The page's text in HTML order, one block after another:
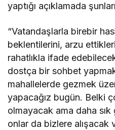
yaptığı açıklamada
“Vatandaşlarla birebir
beklentilerini, arzu
rahatlıkla ifade
dostça bir sohbet
mahallelerde gezmek
yapacağız bugün. Belki
olmayacak ama daha
onlar da bizlere alışacak